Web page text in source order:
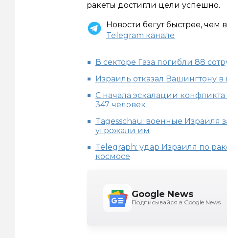
ракеты достигли цели успешно.
Новости бегут быстрее, чем
Telegram канале
В секторе Газа погибли 88
Израиль отказал Вашингтону
С начала эскалации
347 человек
Tagesschau: военные Израиля
угрожали им
Telegraph: удар Израиля по
космосе
Google News
Подписывайся в Google News